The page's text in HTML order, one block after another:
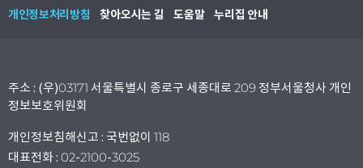
개인정보처리방침 찾아오시는 길 도움말 누리집 안내
주소 : (우)03171 서울특별시 종로구 세종대로 209 정부서울청사 개인
정보보호위원회
개인정보침해신고 : 국번없이 118
대표전화 : 02-2100-3025